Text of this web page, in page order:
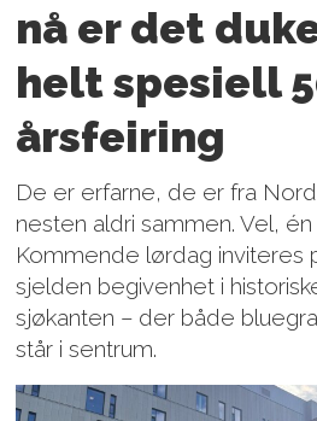
nå er det
helt spesiell
årsfeiring
De er erfarne, de er fra
nesten aldri sammen. Vel, én
Kommende lørdag inviteres
sjelden begivenhet i
sjøkanten – der både
står i sentrum.